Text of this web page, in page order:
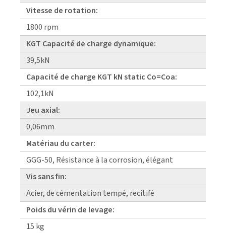
Vitesse de rotation:
1800 rpm
KGT Capacité de charge dynamique:
39,5kN
Capacité de charge KGT kN static Co=Coa:
102,1kN
Jeu axial:
0,06mm
Matériau du carter:
GGG-50, Résistance à la corrosion, élégant
Vis sans fin:
Acier, de cémentation tempé, recitifé
Poids du vérin de levage:
15 kg